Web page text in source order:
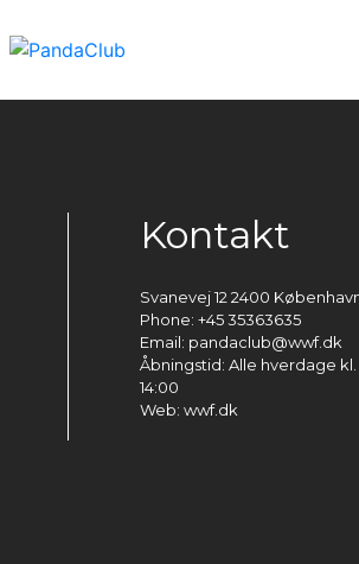
Kontakt
Svanevej 12 2400
Phone: +45 35363635
Email: pandaclub@wwf.dk
Åbningstid: Alle hverdage kl.
14:00
Web: wwf.dk